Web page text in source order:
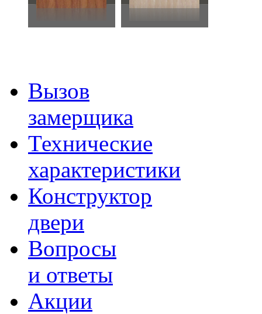
Вызов
замерщика
Технические
характеристики
Конструктор
двери
Вопросы
и ответы
Акции